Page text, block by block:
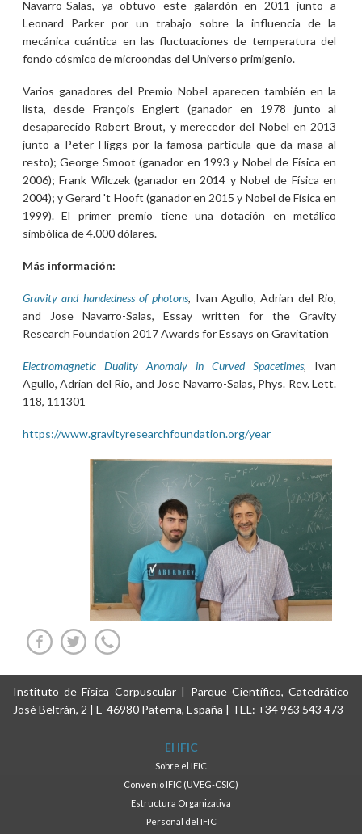
Navarro-Salas, ya obtuvo este galardón en 2011 junto a
Leonard Parker por un trabajo sobre la influencia de la
mecánica cuántica en las fluctuaciones de temperatura del
fondo cósmico de microondas del Universo primigenio.
Varios ganadores del Premio Nobel aparecen también en la
lista, desde François Englert (ganador en 1978 junto al
desaparecido Robert Brout, y merecedor del Nobel en 2013
junto a Peter Higgs por la famosa partícula que da masa al
resto); George Smoot (ganador en 1993 y Nobel de Física en
2006); Frank Wilczek (ganador en 2014 y Nobel de Física en
2004); y Gerard 't Hooft (ganador en 2015 y Nobel de Física en
1999). El primer premio tiene una dotación en metálico
simbólica de 4.000 dólares.
Más información:
Gravity and handedness of photons, Ivan Agullo, Adrian del Rio,
and Jose Navarro-Salas, Essay written for the Gravity
Research Foundation 2017 Awards for Essays on Gravitation
Electromagnetic Duality Anomaly in Curved Spacetimes, Ivan
Agullo, Adrian del Rio, and Jose Navarro-Salas, Phys. Rev. Lett.
118, 111301
https://www.gravityresearchfoundation.org/year
Instituto de Física Corpuscular | Parque Científico, Catedrático
José Beltrán, 2 | E-46980 Paterna, España | TEL: +34 963 543 473
El IFIC
Sobre el IFIC
Convenio IFIC (UVEG-CSIC)
Estructura Organizativa
Personal del IFIC